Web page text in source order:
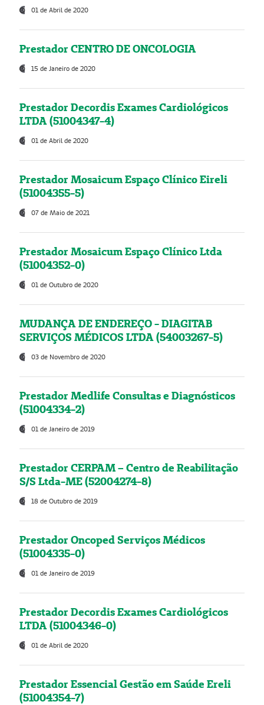
01 de Abril de 2020
Prestador CENTRO DE ONCOLOGIA
15 de Janeiro de 2020
Prestador Decordis Exames Cardiológicos
LTDA (51004347-4)
01 de Abril de 2020
Prestador Mosaicum Espaço Clínico Eireli
(51004355-5)
07 de Maio de 2021
Prestador Mosaicum Espaço Clínico Ltda
(51004352-0)
01 de Outubro de 2020
MUDANÇA DE ENDEREÇO - DIAGITAB
SERVIÇOS MÉDICOS LTDA (54003267-5)
03 de Novembro de 2020
Prestador Medlife Consultas e Diagnósticos
(51004334-2)
01 de Janeiro de 2019
Prestador CERPAM – Centro de Reabilitação
S/S Ltda-ME (52004274-8)
18 de Outubro de 2019
Prestador Oncoped Serviços Médicos
(51004335-0)
01 de Janeiro de 2019
Prestador Decordis Exames Cardiológicos
LTDA (51004346-0)
01 de Abril de 2020
Prestador Essencial Gestão em Saúde Ereli
(51004354-7)